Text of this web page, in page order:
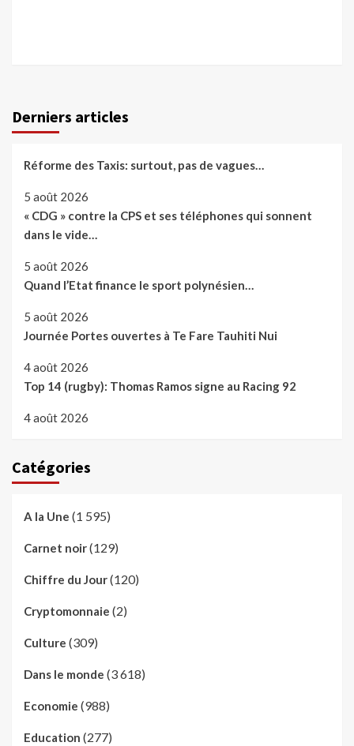
Derniers articles
Réforme des Taxis: surtout, pas de vagues…
5 août 2026
« CDG » contre la CPS et ses téléphones qui sonnent
dans le vide…
5 août 2026
Quand l’Etat finance le sport polynésien…
5 août 2026
Journée Portes ouvertes à Te Fare Tauhiti Nui
4 août 2026
Top 14 (rugby): Thomas Ramos signe au Racing 92
4 août 2026
Catégories
A la Une (1 595)
Carnet noir(129)
Chiffre du Jour(120)
Cryptomonnaie (2)
Culture (309)
Dans le monde (3 618)
Economie (988)
Education (277)